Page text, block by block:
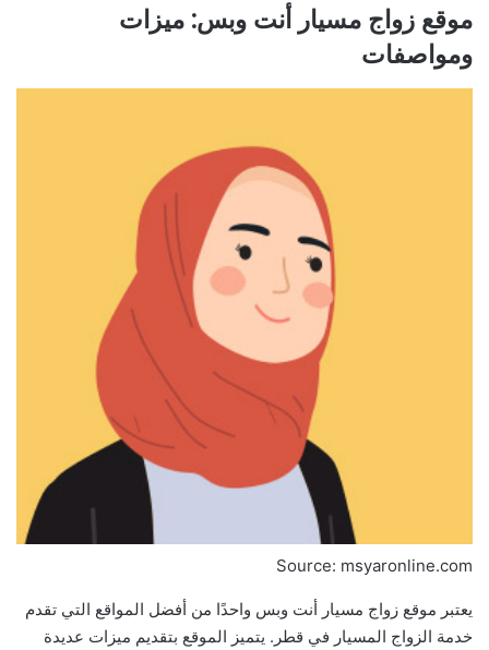
موقع زواج مسيار أنت وبس: ميزات
ومواصفات
Source: msyaronline.com
يعتبر موقع زواج مسيار أنت وبس واحدًا من أفضل المواقع التي تقدم
خدمة الزواج المسيار في قطر. يتميز الموقع بتقديم ميزات عديدة